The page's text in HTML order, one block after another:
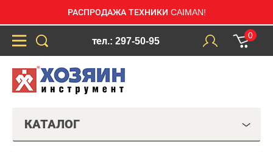
РАСПРОДАЖА ТЕХНИКИ CAIMAN!
тел.: 297-50-95
0
КАТАЛОГ